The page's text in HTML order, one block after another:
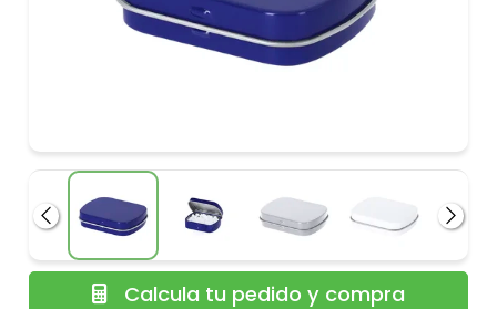
Anterior
Calcula tu pedido y compra